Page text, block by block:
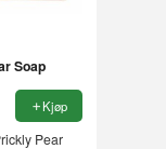
Soap
Kjøp
Pear